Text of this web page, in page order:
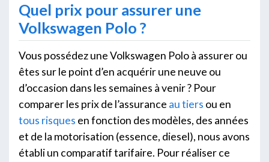
Quel prix pour assurer une
Volkswagen Polo ?
Vous possédez une Volkswagen Polo à assurer ou
êtes sur le point d’en acquérir une neuve ou
d’occasion dans les semaines à venir ? Pour
comparer les prix de l’assurance au tiers ou en
tous risques en fonction des modèles, des années
et de la motorisation (essence, diesel), nous avons
établi un comparatif tarifaire. Pour réaliser ce